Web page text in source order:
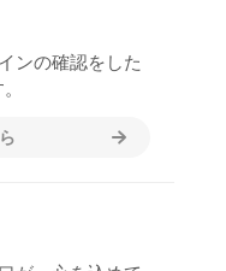
ンの確認をした